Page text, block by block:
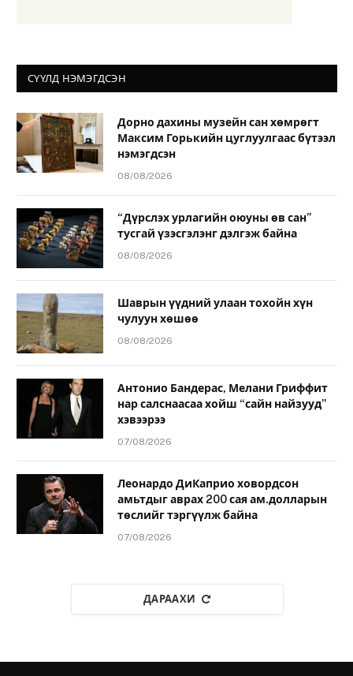
СҮҮЛД НЭМЭГДСЭН
Дорно дахины музейн сан хөмрөгт
Максим Горькийн цуглуулгаас бүтээл
нэмэгдсэн
08/08/2026
“Дүрслэх урлагийн оюуны өв сан”
тусгай үзэсгэлэнг дэлгэж байна
08/08/2026
Шаврын үүдний улаан тохойн хүн
чулуун хөшөө
08/08/2026
Антонио Бандерас, Мелани Гриффит
нар салснаасаа хойш “сайн найзууд”
хэвээрээ
07/08/2026
Леонардо ДиКаприо ховордсон
амьтдыг аврах 200 сая ам.долларын
төслийг тэргүүлж байна
07/08/2026
ДАРААХИ